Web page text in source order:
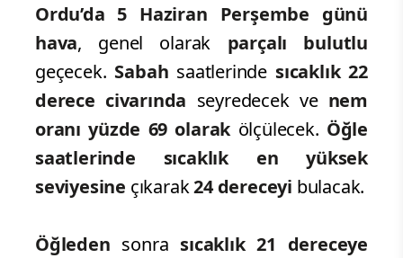
Ordu’da 5 Haziran Perşembe günü
hava, genel olarak parçalı bulutlu
geçecek. Sabah saatlerinde sıcaklık 22
derece civarında seyredecek venem
oranı yüzde 69 olarakölçülecek. Öğle
saatlerinde sıcaklık en yüksek
seviyesine çıkarak24 dereceyi bulacak.
Öğleden sonra sıcaklık 21 dereceye